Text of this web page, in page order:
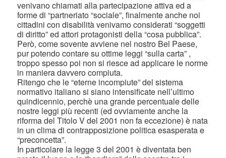
venivano chiamati alla partecipazione attiva ed a
forme di “partneriato “sociale”, finalmente anche noi
cittadini con disabilità venivamo considerati “soggetti
di diritto” ed attori protagonisti della “cosa pubblica”.
Però, come sovente avviene nel nostro Bel Paese,
pur potendo contare su ottime leggi “sulla carta” ,
troppo spesso poi non si riesce ad applicare le norme
in maniera davvero compiuta.
Ritengo che le “eterne incompiute” del sistema
normativo italiano si siano intensificate nell’ultimo
quindicennio, perchè una grande percentuale delle
nostre leggi più recenti (ed ovviamente anche la
riforma del Titolo V del 2001 non fa eccezione) è nata
in un clima di contrapposizione politica esasperata e
“preconcetta”.
In particolare la legge 3 del 2001 è diventata ben